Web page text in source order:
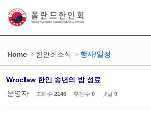
Home 한인회소식 행사/일정
Wroclaw 한인 송년의 밤 성료
운영자
조회 수 2146 추천 수 0 댓글 0